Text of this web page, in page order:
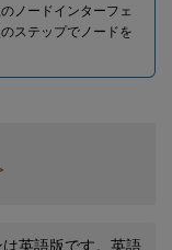
ノードインターフェ
ステップでノードを
英語版です。英語